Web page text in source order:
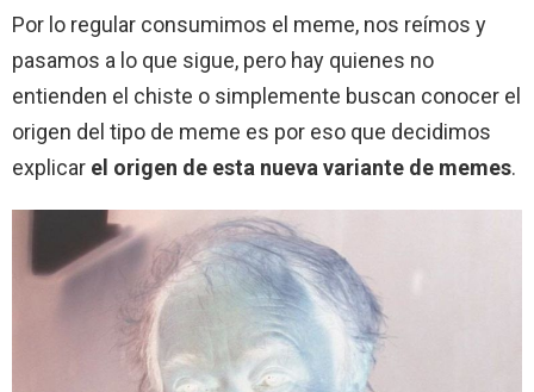
Por lo regular consumimos el meme, nos reímos y
pasamos a lo que sigue, pero hay quienes no
entienden el chiste o simplemente buscan conocer el
origen del tipo de meme es por eso que decidimos
explicar el origen de esta nueva variante de memes.